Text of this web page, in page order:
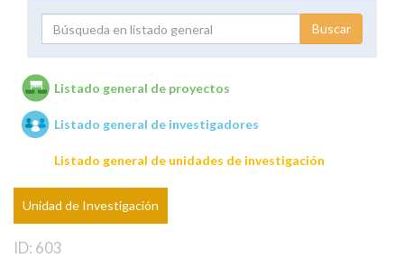
Unidades de investigación
Listado general de proyectos
Listado general de investigadores
Listado general de unidades de investigación
Unidad de Investigación
ID: 603